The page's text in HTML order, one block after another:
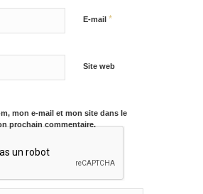
E-mail *
Site web
mon e-mail et mon site dans le
prochain commentaire.